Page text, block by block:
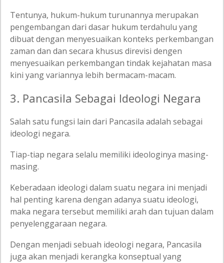
Tentunya, hukum-hukum turunannya merupakan
pengembangan dari dasar hukum terdahulu yang
dibuat dengan menyesuaikan konteks perkembangan
zaman dan dan secara khusus direvisi dengen
menyesuaikan perkembangan tindak kejahatan masa
kini yang variannya lebih bermacam-macam.
3. Pancasila Sebagai Ideologi Negara
Salah satu fungsi lain dari Pancasila adalah sebagai
ideologi negara.
Tiap-tiap negara selalu memiliki ideologinya masing-
masing.
Keberadaan ideologi dalam suatu negara ini menjadi
hal penting karena dengan adanya suatu ideologi,
maka negara tersebut memiliki arah dan tujuan dalam
penyelenggaraan negara.
Dengan menjadi sebuah ideologi negara, Pancasila
juga akan menjadi kerangka konseptual yang